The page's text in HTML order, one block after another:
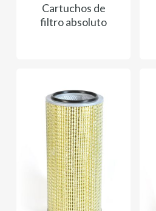
Cartuchos de
filtro absoluto